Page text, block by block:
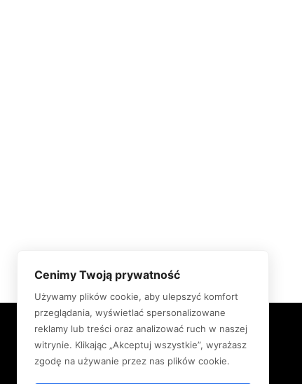
PRZYDATNE INFORMACJE
Udostępniaj legalnie!
Cenimy Twoją prywatność
Używamy plików cookie, aby ulepszyć komfort
przeglądania, wyświetlać spersonalizowane
reklamy lub treści oraz analizować ruch w naszej
witrynie. Klikając „Akceptuj wszystkie”, wyrażasz
zgodę na używanie przez nas plików cookie.